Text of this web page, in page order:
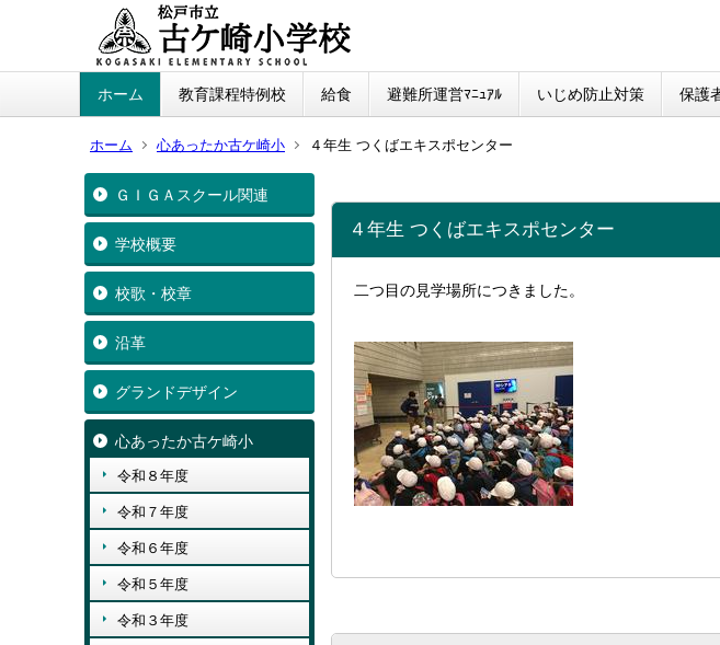
ホーム 教育課程特例校 給食 避難所運営ﾏﾆｭｱﾙ いじめ防止対策 保護
ホーム 心あったか古ケ崎小 ４年生 つくばエキスポセンター
ＧＩＧＡスクール関連
学校概要
校歌・校章
沿革
グランドデザイン
心あったか古ケ崎小
令和８年度
令和７年度
令和６年度
令和５年度
令和３年度
４年生 つくばエキスポセンター
二つ目の見学場所につきました。